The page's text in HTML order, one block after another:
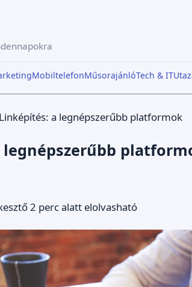
MobiltelefonMűsorajánlóTech & IT
Linképítés: a legnépszerűbb platformok
2 perc alatt elolvasható